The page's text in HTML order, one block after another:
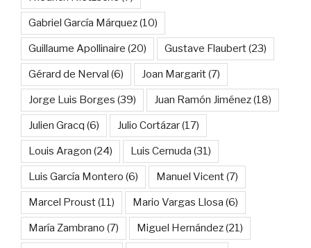
Gabriel García Márquez(10)
Guillaume Apollinaire (20) Gustave Flaubert(23)
Gérard de Nerval (6) Joan Margarit(7)
Jorge Luis Borges (39) Juan Ramón Jiménez(18)
Julien Gracq (6) Julio Cortázar(17)
Louis Aragon (24) Luis Cernuda (31)
Luis García Montero (6) Manuel Vicent(7)
Marcel Proust(11) Mario Vargas Llosa (6)
María Zambrano (7) Miguel Hernández(21)